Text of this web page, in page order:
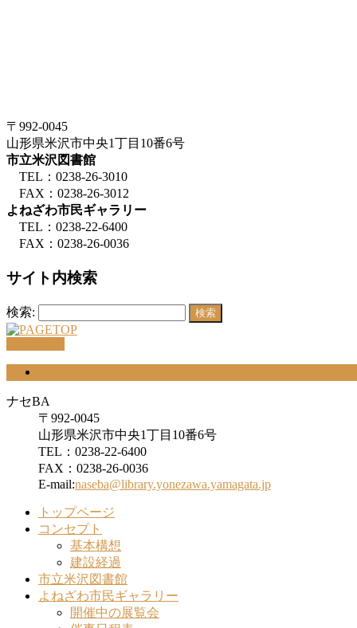
〒992-0045
山形県米沢市中央1丁目10番6号
市立米沢図書館
TEL：0238-26-3010
FAX：0238-26-3012
よねざわ市民ギャラリー
TEL：0238-22-6400
FAX：0238-26-0036
サイト内検索
検索:
ナセBA
〒992-0045
山形県米沢市中央1丁目10番6号
TEL：0238-22-6400
FAX：0238-26-0036
E-mail:naseba@library.yonezawa.yamagata.jp
トップページ
コンセプト
基本構想
建設経過
市立米沢図書館
よねざわ市民ギャラリー
開催中の展覧会